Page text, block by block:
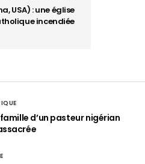
USA) : une église
incendiée
d’un pasteur nigérian